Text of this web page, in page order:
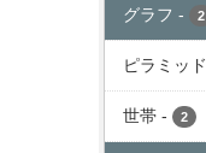
グラフ - 2
ピラミッド
世帯 - 2